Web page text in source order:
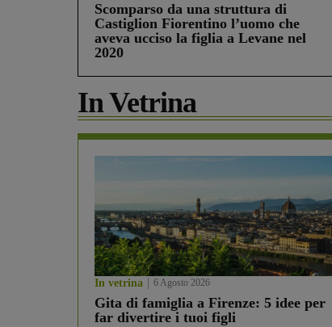
Scomparso da una struttura di
Castiglion Fiorentino l’uomo che
aveva ucciso la figlia a Levane nel
2020
In Vetrina
In vetrina 6 Agosto 2026
Gita di famiglia a Firenze: 5 idee per
far divertire i tuoi figli